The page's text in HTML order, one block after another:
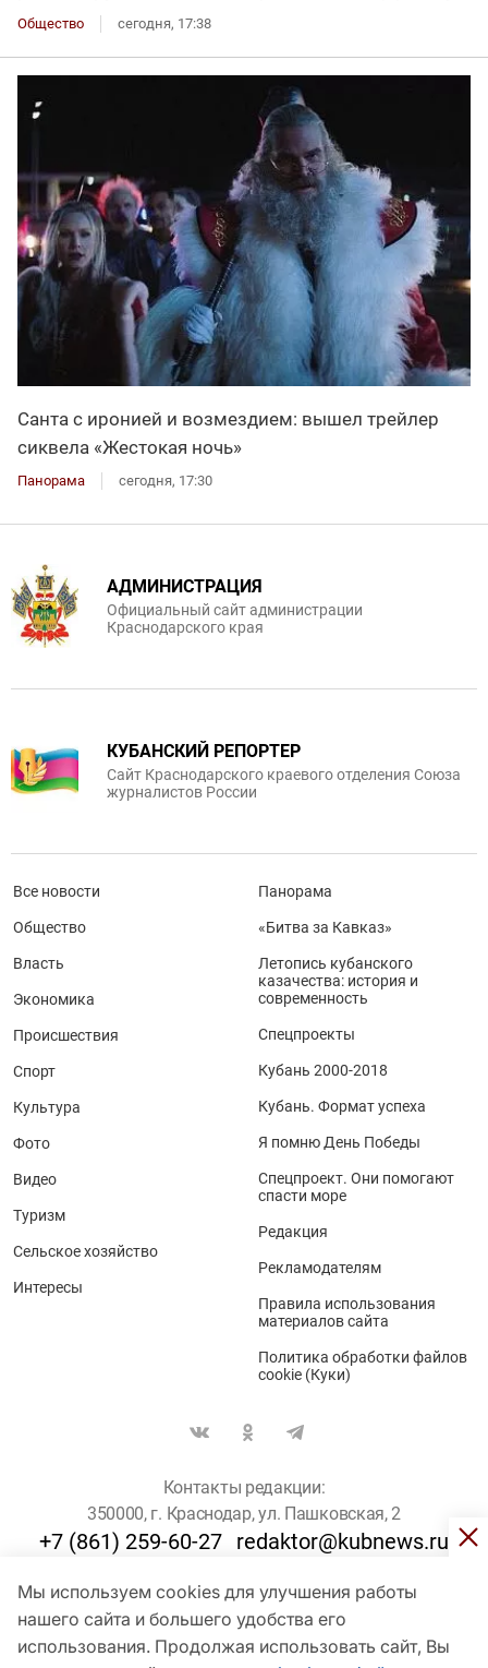
Общество сегодня, 17:38
Санта с иронией и возмездием: вышел трейлер
сиквела «Жестокая ночь»
Панорама сегодня, 17:30
Мы используем cookies для улучшения работы
нашего сайта и большего удобства его
использования. Продолжая использовать сайт, Вы
АДМИНИСТРАЦИЯ
Официальный сайт администрации
Краснодарского края
КУБАНСКИЙ РЕПОРТЕР
Сайт Краснодарского краевого отделения Союза
журналистов России
Все новости
Общество
Власть
Экономика
Происшествия
Спорт
Культура
Фото
Видео
Туризм
Сельское хозяйство
Интересы
Панорама
«Битва за Кавказ»
Летопись кубанского
казачества: история и
современность
Спецпроекты
Кубань 2000-2018
Кубань. Формат успеха
Я помню День Победы
Спецпроект. Они помогают
спасти море
Редакция
Рекламодателям
Правила использования
материалов сайта
Политика обработки файлов
cookie (Куки)
Контакты редакции:
350000, г. Краснодар, ул. Пашковская, 2
+7 (861) 259-60-27 redaktor@kubnews.ru
Для пользователей старше 16 лет
© Кубанские Новости, 2017